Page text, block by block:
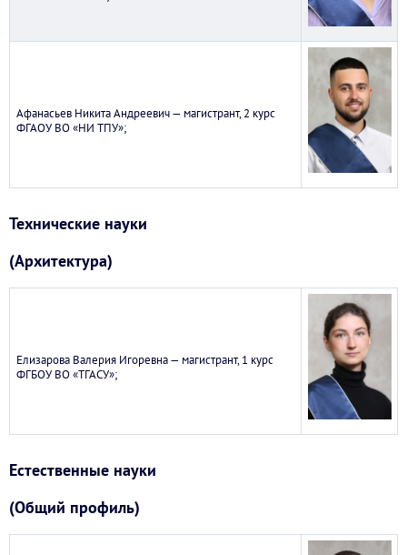
Афанасьев Никита Андреевич — магистрант, 2 курс
ФГАОУ ВО «НИ ТПУ»;
Технические науки
(Архитектура)
Елизарова Валерия Игоревна — магистрант, 1 курс
ФГБОУ ВО «ТГАСУ»;
Естественные науки
(Общий профиль)